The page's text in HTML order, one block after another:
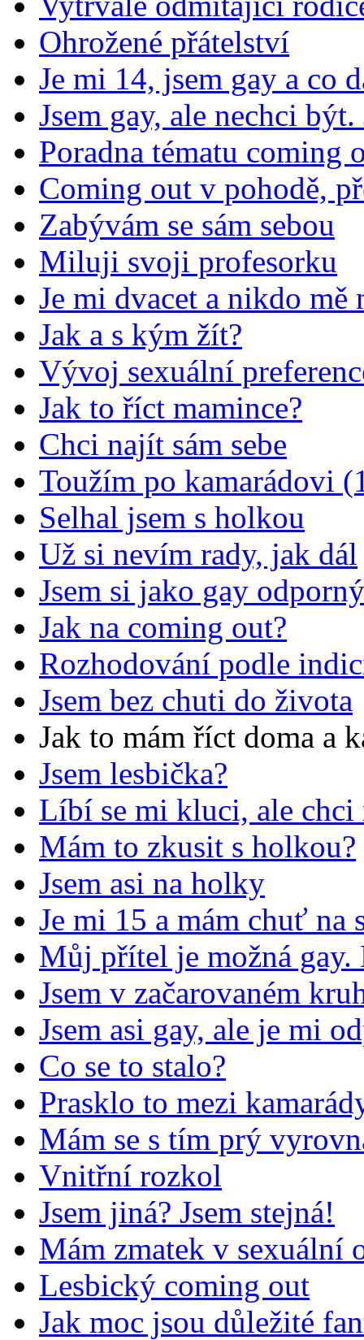
Ohrožené přátelství
Je mi 14, jsem gay a co
Jsem gay, ale nechci
Poradna tématu coming
Coming out v pohodě,
Zabývám se sám sebou
Miluji svoji profesorku
Je mi dvacet a nikdo mě
Jak a s kým žít?
Vývoj sexuální
Jak to říct mamince?
Chci najít sám sebe
Toužím po kamarádovi
Selhal jsem s holkou
Už si nevím rady, jak dál
Jsem si jako gay odporný
Jak na coming out?
Rozhodování podle
Jsem bez chuti do života
Jak to mám říct doma a
Jsem lesbička?
Líbí se mi kluci, ale
Mám to zkusit s holkou?
Jsem asi na holky
Je mi 15 a mám chuť na
Můj přítel je možná gay.
Jsem v začarovaném
Jsem asi gay, ale je mi
Co se to stalo?
Prasklo to mezi
Mám se s tím prý
Vnitřní rozkol
Jsem jiná? Jsem stejná!
Mám zmatek v sexuální
Lesbický coming out
Jak moc jsou důležité